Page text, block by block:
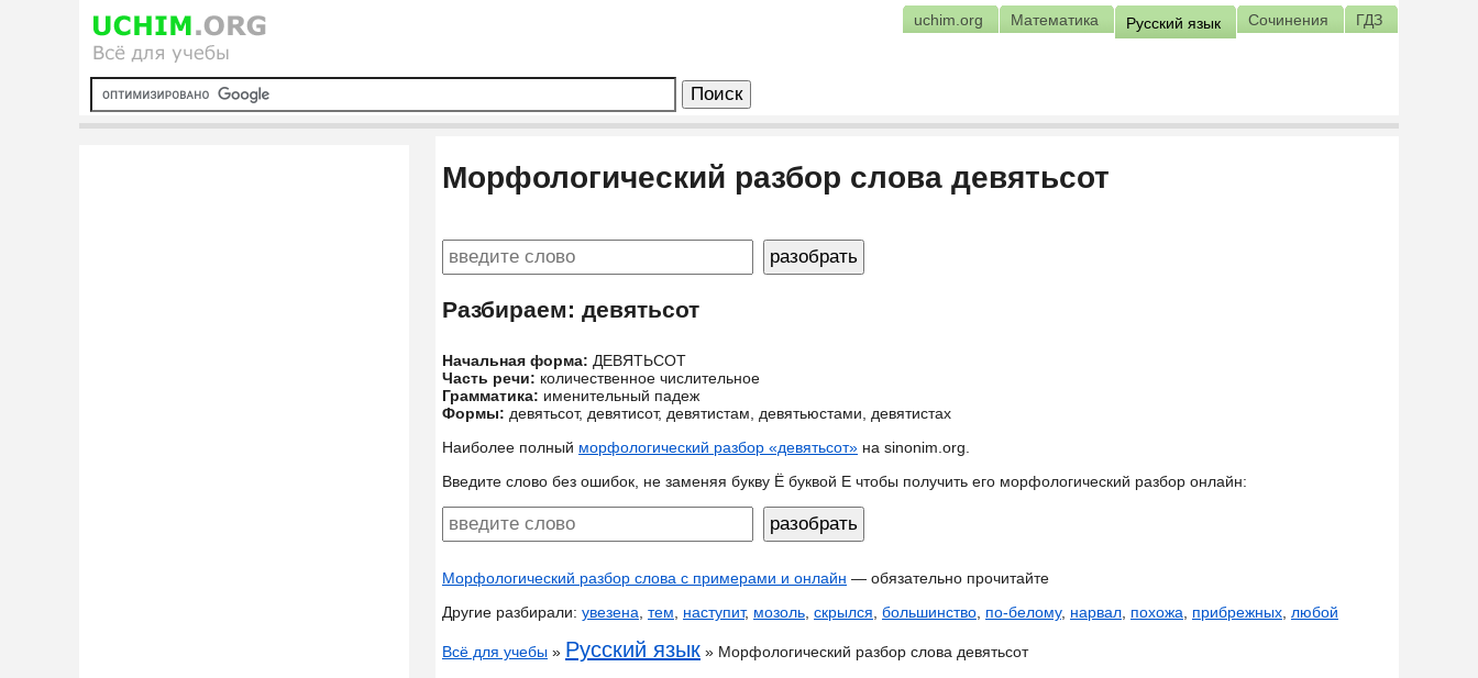
uchim.org Математика Русский язык Сочинения ГДЗ
Морфологический разбор слова девятьсот
Разбираем: девятьсот
Начальная форма: ДЕВЯТЬСОТ
Часть речи: количественное числительное
Грамматика: именительный падеж
Формы: девятьсот, девятисот, девятистам, девятьюстами, девятистах
Наиболее полный морфологический разбор «девятьсот» на sinonim.org.
Введите слово без ошибок, не заменяя букву Ё буквой Е чтобы получить его морфологический разбор онлайн:
Морфологический разбор слова с примерами и онлайн — обязательно прочитайте
Другие разбирали: увезена тем наступит, мозоль скрылся большинство по-белому, нарвал похожа прибрежных любой
Всё для учебы » Русский язык » Морфологический разбор слова девятьсот